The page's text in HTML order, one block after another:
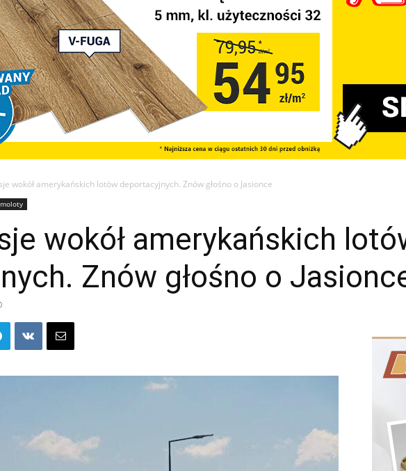
wokół amerykańskich lotów deportacyjnych. Znów głośno o Jasionce
wokół amerykańskich
Znów głośno o